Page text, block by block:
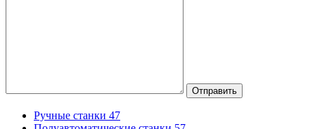
Отправить
Ручные станки 47